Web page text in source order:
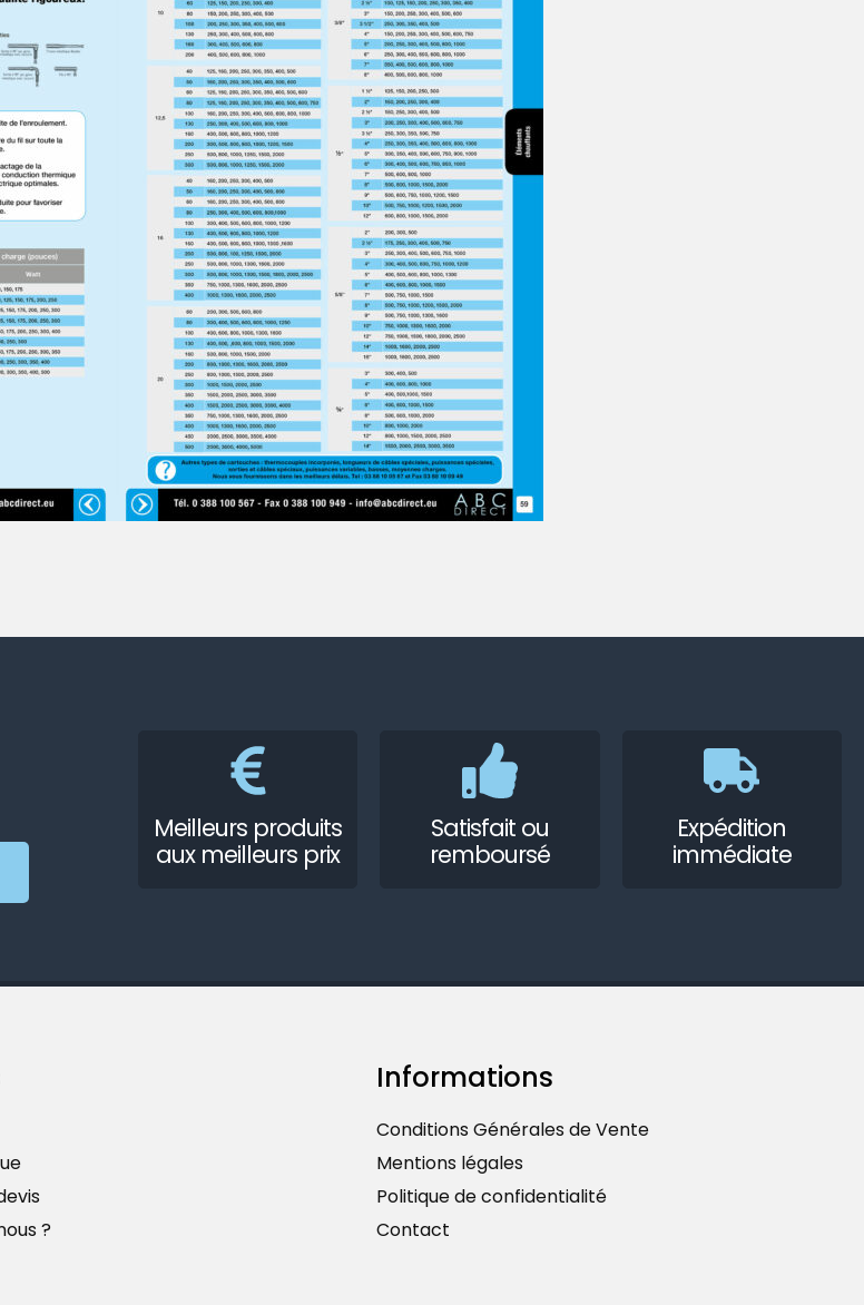
Meilleurs produits
aux meilleurs prix
Satisfait ou
remboursé
Expédition
immédiate
?
Informations
Conditions Générales de Vente
Mentions légales
Politique de confidentialité
Contact